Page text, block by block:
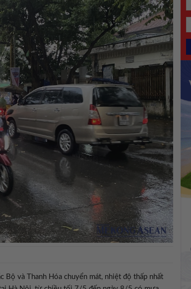
và Thanh Hóa chuyển mát, nhiệt độ thấp nhất